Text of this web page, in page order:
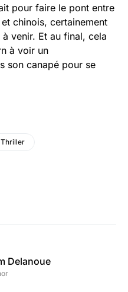
pour faire le pont entre
chinois, certainement
venir. Et au final, cela
à voir un
son canapé pour se
Thriller
Delanoue